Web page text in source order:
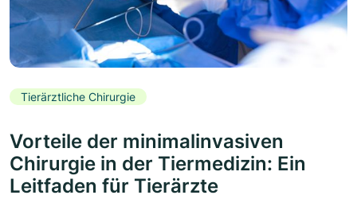
Tierärztliche Chirurgie
Vorteile der minimalinvasiven
Chirurgie in der Tiermedizin: Ein
Leitfaden für Tierärzte